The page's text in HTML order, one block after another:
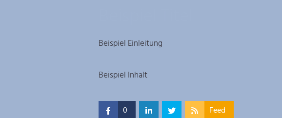
Beispiel Einleitung
Beispiel Inhalt
0 Feed